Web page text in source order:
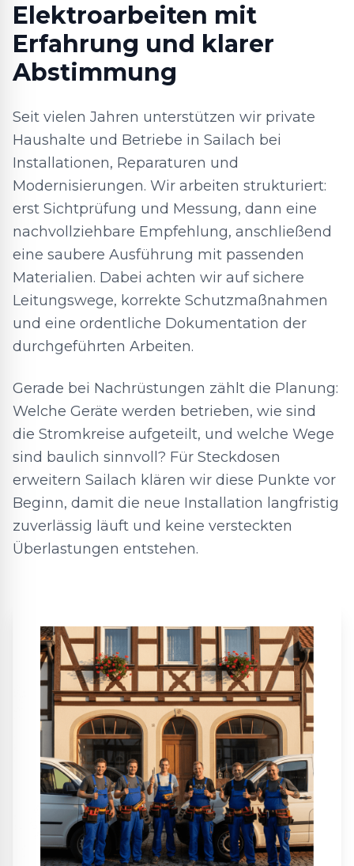
Elektroarbeiten mit
Erfahrung und klarer
Abstimmung
Seit vielen Jahren unterstützen wir private
Haushalte und Betriebe in Sailach bei
Installationen, Reparaturen und
Modernisierungen. Wir arbeiten strukturiert:
erst Sichtprüfung und Messung, dann eine
nachvollziehbare Empfehlung, anschließend
eine saubere Ausführung mit passenden
Materialien. Dabei achten wir auf sichere
Leitungswege, korrekte Schutzmaßnahmen
und eine ordentliche Dokumentation der
durchgeführten Arbeiten.
Gerade bei Nachrüstungen zählt die Planung:
Welche Geräte werden betrieben, wie sind
die Stromkreise aufgeteilt, und welche Wege
sind baulich sinnvoll? Für Steckdosen
erweitern Sailach klären wir diese Punkte vor
Beginn, damit die neue Installation langfristig
zuverlässig läuft und keine versteckten
Überlastungen entstehen.